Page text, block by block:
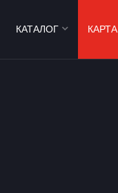
КАТАЛОГ КАРТА